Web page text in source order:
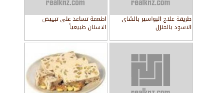
طريقة علاج البواسير بالشاي
الاسود بالمنزل
اطعمة تساعد على تبييض
الاسنان طبيعياً